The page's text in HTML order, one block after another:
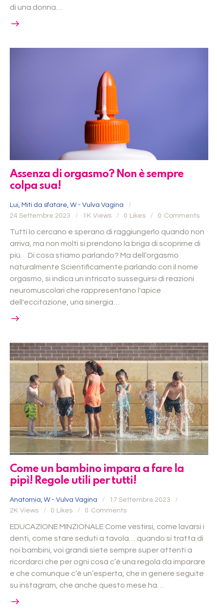
di una donna…
Assenza di orgasmo? Non è sempre
colpa sua!
Lui, Miti da sfatare, W - Vulva Vagina
24 Settembre 2023
1K Views 0 Likes 0 Comments
Tutti lo cercano e sperano di raggiungerlo quando non
arriva, ma non molti si prendono la briga di scoprirne di
più. Di cosa stiamo parlando? Ma dell’orgasmo
naturalmente Scientificamente parlando con il nome
orgasmo, si indica un intricato susseguirsi di reazioni
neuromuscolari che rappresentano l'apice
dell'eccitazione, una sinergia…
Come un bambino impara a fare la
pipì! Regole utili per tutti!
Anatomia, W - Vulva Vagina
17 Settembre 2023
2K Views 0 Likes 0 Comments
EDUCAZIONE MINZIONALE Come vestirsi, come lavarsi i
denti, come stare seduti a tavola… quando si tratta di
noi bambini, voi grandi siete sempre super attenti a
ricordarci che per ogni cosa c’è una regola da imparare
e che comunque c’è un’esperta, che in genere seguite
su instagram, che anche questo mese ha…